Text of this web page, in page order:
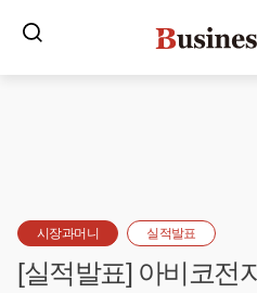
시장과머니 실적발표
[실적발표] 아비코전